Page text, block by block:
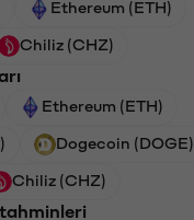
Ethereum (ETH)
Chiliz (CHZ)
Ethereum (ETH)
Dogecoin (DOGE)
Chiliz (CHZ)